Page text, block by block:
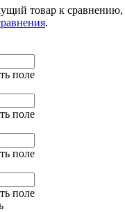
товар к сравнению,
.
поле
поле
поле
поле